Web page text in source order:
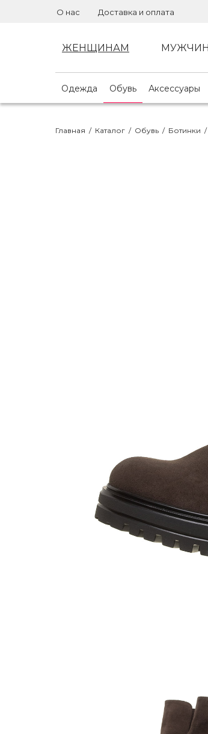
О нас Доставка и оплата
ЖЕНЩИНАМ
Одежда Обувь Аксессуары
Главная / Каталог / Обувь / Ботинки /